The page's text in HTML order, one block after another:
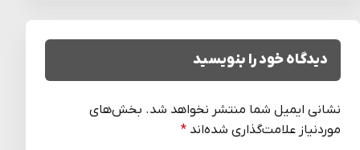
دیدگاه خود را بنویسید
نشانی ایمیل شما منتشر نخواهد شد. بخش‌های
موردنیاز علامت‌گذاری شده‌اند *